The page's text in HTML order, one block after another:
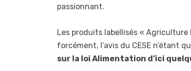
passionnant.
Les produits labellisés «
forcément, l’avis du CESE n’étant
sur la loi Alimentation d’ici